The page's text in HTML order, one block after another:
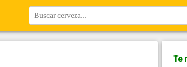
Buscar cerveza...
Te